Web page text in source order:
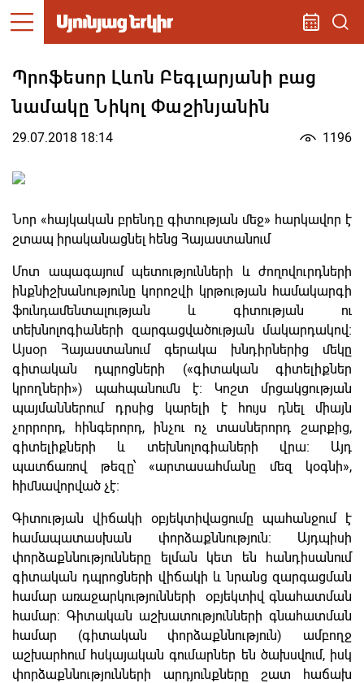
Պրոֆեսոր Լևոն Բեգլարյանի բաց
նամակը Նիկոլ Փաշինյանին
29.07.2018 18:14 1196
Նոր «հայկական բրենդը գիտության մեջ» հարկավոր է
շտապ իրականացնել հենց Հայաստանում
Մոտ ապագայում պետությունների և ժողովուրդների
ինքնիշխանությունը կորոշվի կրթության համակարգի
ֆունդամենտալության և գիտության ու
տեխնոլոգիաների զարգացվածության մակարդակով։
Այսօր Հայաստանում գերակա խնդիրներից մեկը
գիտական դպրոցների («գիտական գիտելիքներ
կրողների») պահպանումն է։ Կոշտ մրցակցության
պայմաններում դրսից կարելի է հույս դնել միայն
չորրորդ, հինգերորդ, ինչու ոչ տասներորդ շարքից,
գիտելիքների և տեխնոլոգիաների վրա։ Այդ
պատճառով թեզը՝ «արտասահմանը մեզ կօգնի»,
հիմնավորված չէ։
Գիտության վիճակի օբյեկտիվացումը պահանջում է
համապատասխան փորձաքննություն։ Այդպիսի
փորձաքննությունները ելման կետ են հանդիսանում
գիտական դպրոցների վիճակի և նրանց զարգացման
համար առաջարկությունների օբյեկտիվ գնահատման
համար։ Գիտական աշխատությունների գնահատման
համար (գիտական փորձաքննություն) ամբողջ
աշխարհում հսկայական գումարներ են ծախսվում, իսկ
փորձաքննությունների արդյունքները շատ հաճախ